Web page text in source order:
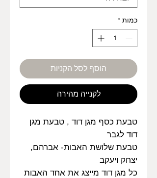
כמות *
הוסף לסל הקניות
לקנייה מהירה
טבעת כסף מגן דוד , טבעת מגן
דוד לגבר
טבעת שלושת האבות- אברהם,
יצחק ויעקב
כל מגן דוד מייצג את אחד האבות